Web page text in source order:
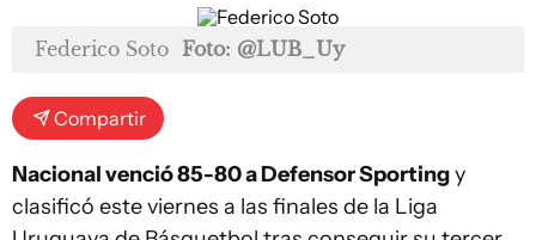
Federico Soto Foto: @LUB_Uy
Compartir
Nacional venció 85-80 a Defensor Sportingy
clasificó este viernes a las finales de la Liga